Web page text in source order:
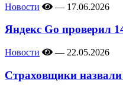
Новости — 17.06.2026
Яндекс Go проверил
Новости — 22.05.2026
Страховщики